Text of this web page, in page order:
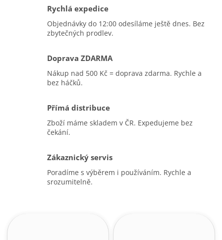
Rychlá expedice
Objednávky do 12:00 odesíláme ještě dnes. Bez
zbytečných prodlev.
Doprava ZDARMA
Nákup nad 500 Kč = doprava zdarma. Rychle a
bez háčků.
Přímá distribuce
Zboží máme skladem v ČR. Expedujeme bez
čekání.
Zákaznický servis
Poradíme s výběrem i používáním. Rychle a
srozumitelně.